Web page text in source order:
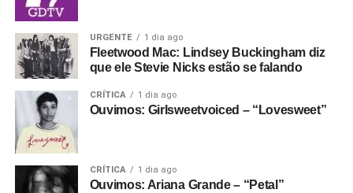
URGENTE 1 dia ago
Fleetwood Mac: Lindsey Buckingham diz
que ele Stevie Nicks estão se falando
CRÍTICA 1 dia ago
Ouvimos: Girlsweetvoiced – “Lovesweet”
CRÍTICA 1 dia ago
Ouvimos: Ariana Grande – “Petal”